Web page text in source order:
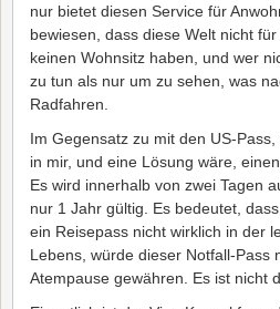
nur bietet diesen Service für
bewiesen, dass diese Welt nicht
keinen Wohnsitz haben, und wer
zu tun als nur um zu sehen, was
Radfahren.
Im Gegensatz zu mit den US-
in mir, und eine Lösung wäre,
Es wird innerhalb von zwei Tagen
nur 1 Jahr gültig. Es bedeutet,
ein Reisepass nicht wirklich in der
Lebens, würde dieser Notfall-Pass
Atempause gewähren. Es ist nicht